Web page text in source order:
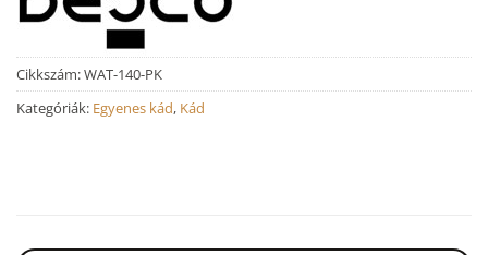
Cikkszám:WAT-140-PK
Kategóriák: Egyenes kád, Kád